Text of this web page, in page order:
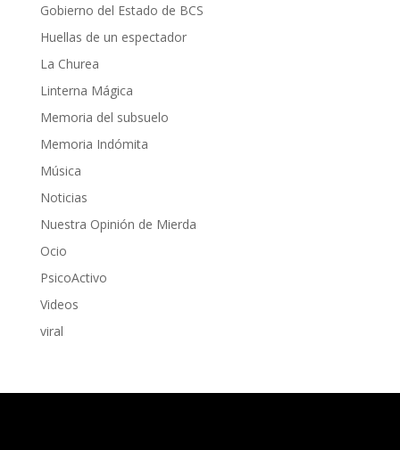
Gobierno del Estado de BCS
Huellas de un espectador
La Churea
Linterna Mágica
Memoria del subsuelo
Memoria Indómita
Música
Noticias
Nuestra Opinión de Mierda
Ocio
PsicoActivo
Videos
viral